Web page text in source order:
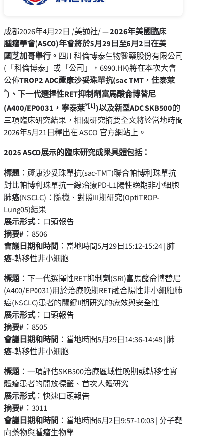
成都2026年4月22日 /美通社/ —2026年美國臨床
腫瘤學會(ASCO)年會將於5月29日至6月2日在美
國芝加哥舉行。 四川科倫博泰生物醫藥股份有限公司
(「科倫博泰」或「公司」，6990.HK)將在本次大會
公佈TROP2 ADC蘆康沙妥珠單抗(sac-TMT ，佳泰萊
®) 、下一代選擇性RET抑制劑富馬酸侖博替尼
(A400/EP0031 ，寧泰萊®[1])以及新型ADC SKB500的
三項臨床研究結果，相關研究摘要全文將於當地時間
2026年5月21日釋出在 ASCO 官方網站上。
2026 ASCO展示的臨床研究成果具體包括：
標題：蘆康沙妥珠單抗(sac-TMT)聯合帕博利珠單抗
對比帕博利珠單抗一線治療PD-L1陽性晚期非小細胞
肺癌(NSCLC)：隨機、對照III期研究(OptiTROP-
Lung05)結果
展示形式：口頭報告
摘要# ：8506
會議日期和時間 ： 當地時間5月29日15:12-15:24| 肺
癌-轉移性非小細胞
標題：下一代選擇性RET抑制劑(SRI)富馬酸侖博替尼
(A400/EP0031)用於治療晚期RET融合陽性非小細胞肺
癌(NSCLC)患者的關鍵II期研究的療效與安全性
展示形式：口頭報告
摘要# ：8505
會議日期和時間 ： 當地時間5月29日14:36-14:48| 肺
癌-轉移性非小細胞
標題：一項評估SKB500治療區域性晚期或轉移性實
體瘤患者的開放標籤、首次人體研究
展示形式：快速口頭報告
摘要# ：3011
會議日期和時間 ： 當地時間6月2日9:57-10:03| 分子靶
向藥物與腫瘤生物學